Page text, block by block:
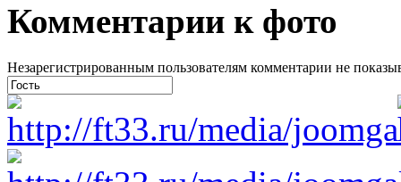
Комментарии к фото
Незарегистрированным пользователям комментарии не